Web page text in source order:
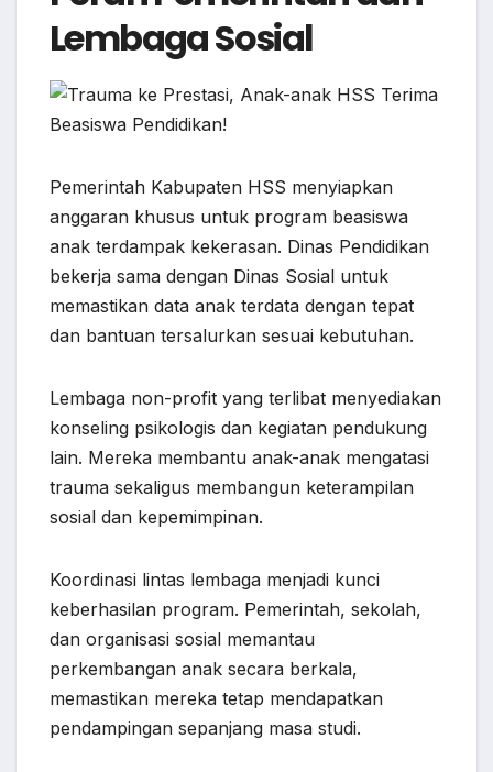
Lembaga Sosial
Pemerintah Kabupaten HSS menyiapkan
anggaran khusus untuk program beasiswa
anak terdampak kekerasan. Dinas Pendidikan
bekerja sama dengan Dinas Sosial untuk
memastikan data anak terdata dengan tepat
dan bantuan tersalurkan sesuai kebutuhan.
Lembaga non-profit yang terlibat menyediakan
konseling psikologis dan kegiatan pendukung
lain. Mereka membantu anak-anak mengatasi
trauma sekaligus membangun keterampilan
sosial dan kepemimpinan.
Koordinasi lintas lembaga menjadi kunci
keberhasilan program. Pemerintah, sekolah,
dan organisasi sosial memantau
perkembangan anak secara berkala,
memastikan mereka tetap mendapatkan
pendampingan sepanjang masa studi.